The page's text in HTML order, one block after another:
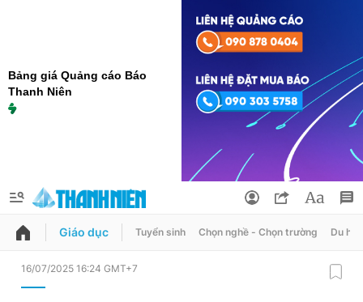
Bảng giá Quảng cáo Báo
Thanh Niên
QUẢNG CÁO ĐẶT BÁO
Giáo dục Tuyển sinh Chọn nghề - Chọn trường Du học
16/07/2025 16:24 GMT+7